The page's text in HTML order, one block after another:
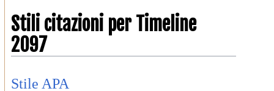
Stili citazioni per Timeline
2097
Stile APA